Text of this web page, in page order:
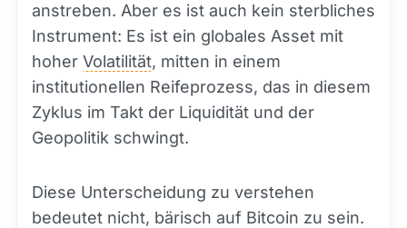
anstreben. Aber es ist auch kein sterbliches
Instrument: Es ist ein globales Asset mit
hoher Volatilität, mitten in einem
institutionellen Reifeprozess, das in diesem
Zyklus im Takt der Liquidität und der
Geopolitik schwingt.
Diese Unterscheidung zu verstehen
bedeutet nicht, bärisch auf Bitcoin zu sein.